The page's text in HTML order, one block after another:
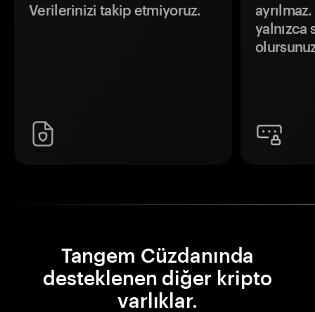
Verilerinizi takip etmiyoruz.
yalnızca
Tangem Cüzdanında
desteklenen diğer kripto
varlıklar.